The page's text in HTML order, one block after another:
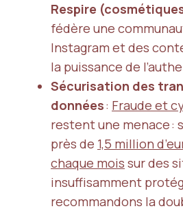
Respire
fédère une
Instagram et des
la puissance de
Sécurisation des
données: Fraude et
restent une menace :
près de 1,5 million
chaque mois sur des
insuffisamment
recommandons la